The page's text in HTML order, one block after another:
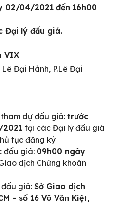
02/04/2021 đến 16h00
Đại lý đấu giá.
VIX
Đại Hành, P.Lê Đại
dự đấu giá:trước
2021 tại các Đại lý đấu giá
tục đăng ký.
đấu giá: 09h00 ngày
dịch Chứng khoán
đấu giá: Sở Giao dịch
– số 16 Võ Văn Kiệt,